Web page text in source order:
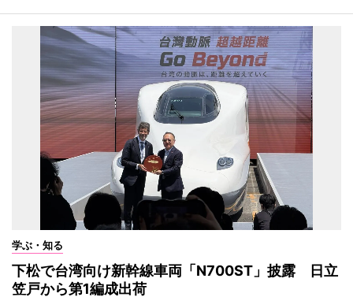
学ぶ・知る
下松で台湾向け新幹線車両「N700ST」披露 日立
笠戸から第1編成出荷